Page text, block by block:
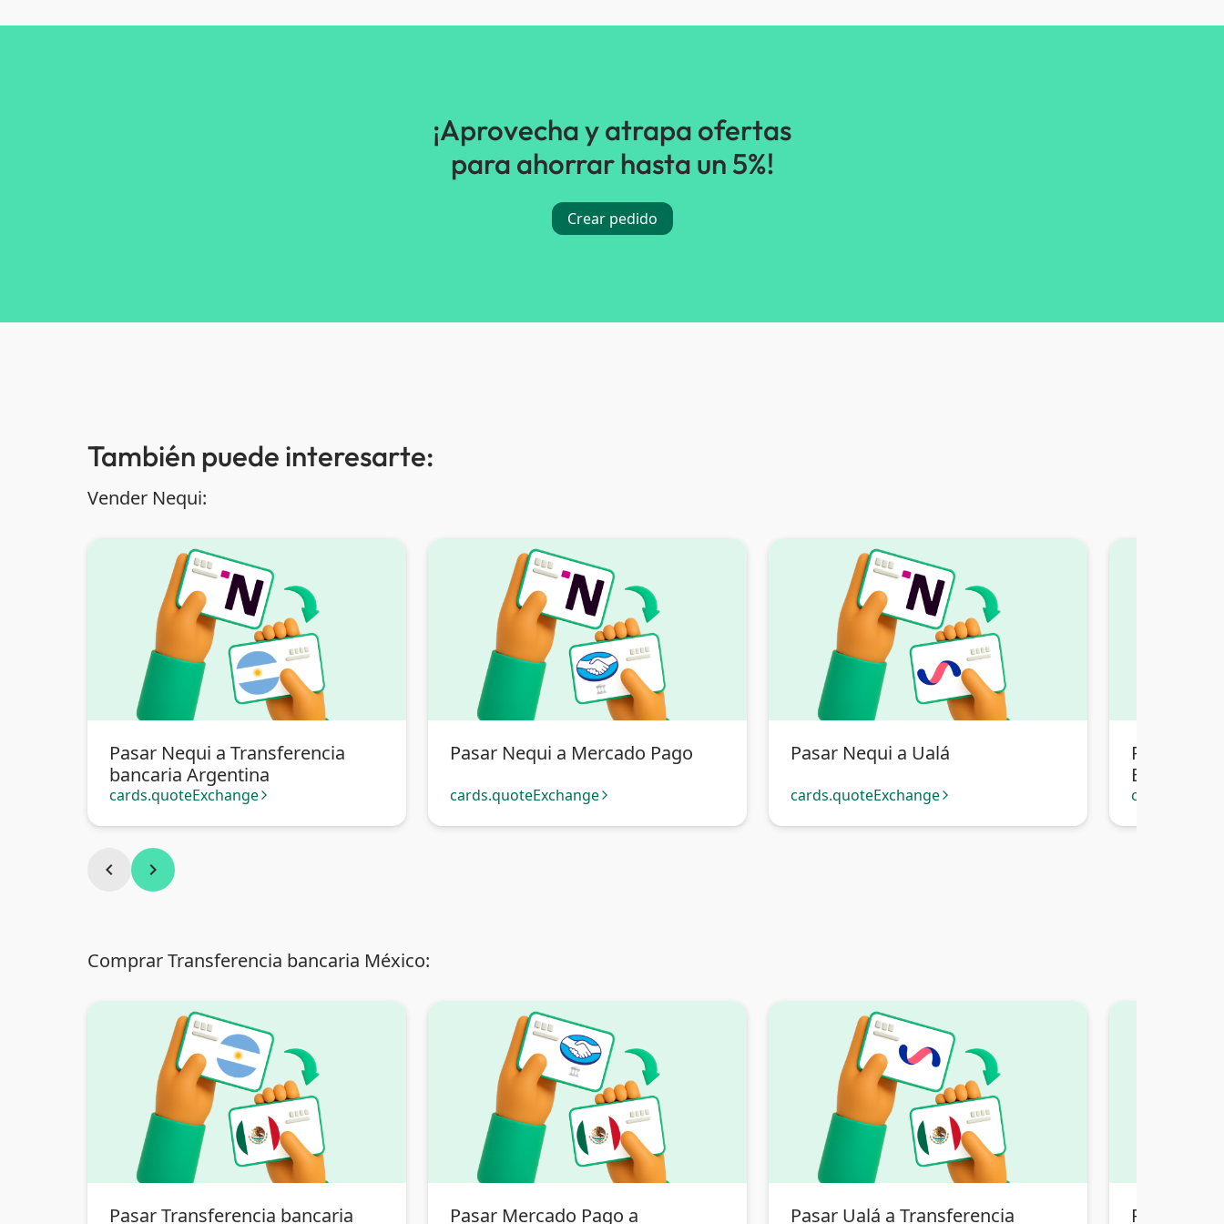
¡Aprovecha y atrapa ofertas
para ahorrar hasta un 5%!
Crear pedido
También puede interesarte:
Vender Nequi:
Pasar Nequi a Transferencia
bancaria Argentina
cards.quoteExchange arrow_forward_ios
Pasar Nequi a Mercado Pago
cards.quoteExchange arrow_forward_ios
Pasar Nequi a Ualá
cards.quoteExchange arrow_forward_ios
Pasar
Bancaria
chevron_left chevron_right
Comprar Transferencia bancaria México:
Pasar Transferencia bancaria Pasar Mercado Pago a Pasar Ualá a Transferencia Pasar